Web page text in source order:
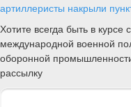
артиллеристы накрыли
Хотите всегда быть в курсе
международной военной
оборонной
рассылку